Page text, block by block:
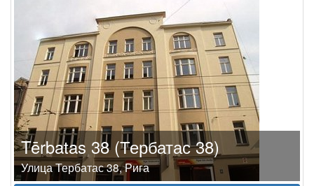
Tērbatas 38 (Тербатас 38)
Улица Тербатас 38, Рига